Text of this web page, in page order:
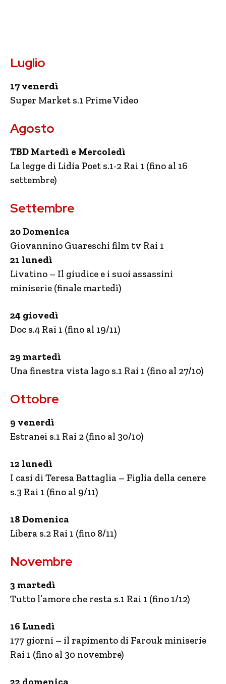
Luglio
17 venerdì
Super Market s.1 Prime Video
Agosto
TBD Martedì e Mercoledì
La legge di Lidia Poet s.1-2 Rai 1 (fino al 16
settembre)
Settembre
20 Domenica
Giovannino Guareschi film tv Rai 1
21 lunedì
Livatino – Il giudice e i suoi assassini
miniserie (finale martedì)
24 giovedì
Doc s.4 Rai 1 (fino al 19/11)
29 martedì
Una finestra vista lago s.1 Rai 1 (fino al 27/10)
Ottobre
9 venerdì
Estranei s.1 Rai 2 (fino al 30/10)
12 lunedì
I casi di Teresa Battaglia – Figlia della cenere
s.3 Rai 1 (fino al 9/11)
18 Domenica
Libera s.2 Rai 1 (fino 8/11)
Novembre
3 martedì
Tutto l’amore che resta s.1 Rai 1 (fino 1/12)
16 Lunedì
177 giorni – il rapimento di Farouk miniserie
Rai 1 (fino al 30 novembre)